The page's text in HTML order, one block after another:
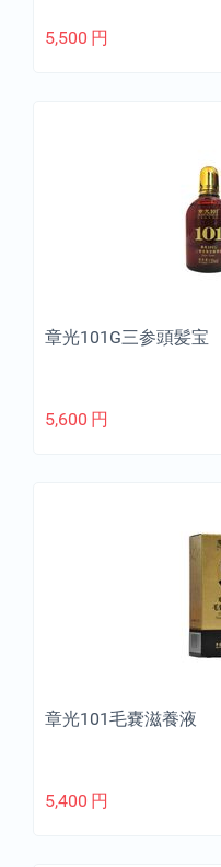
5,500 円
章光101G三参頭髪宝
5,600 円
章光101毛嚢滋養液
5,400 円